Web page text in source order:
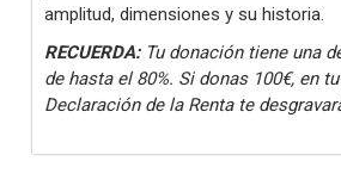
amplitud, dimensiones y su historia.
RECUERDA:Tu donación tiene una
de hasta el 80%. Si donas 100€, en
Declaración de la Renta te